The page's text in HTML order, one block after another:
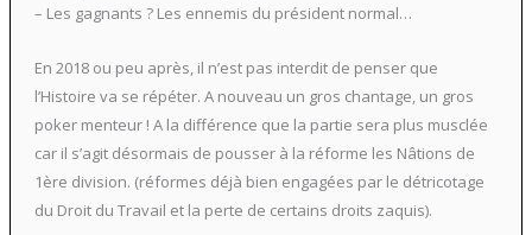
– Les gagnants ? Les ennemis du président normal…
En 2018 ou peu après, il n’est pas interdit de penser que
l’Histoire va se répéter. A nouveau un gros chantage, un gros
poker menteur ! A la différence que la partie sera plus musclée
car il s’agit désormais de pousser à la réforme les Nâtions de
1ère division. (réformes déjà bien engagées par le détricotage
du Droit du Travail et la perte de certains droits zaquis).